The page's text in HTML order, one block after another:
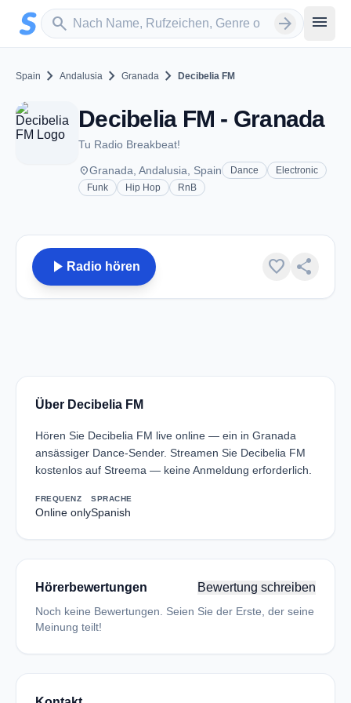
Zum Hauptinhalt springen
search
Sender suchen arrow_forward menu
Spain chevron_right Andalusia chevron_right Granada chevron_right Decibelia FM
Decibelia FM - Granada
Tu Radio Breakbeat!
placeGranada, Andalusia, Spain Dance
Electronic
Funk
Hip Hop RnB
play_arrow Radio hören favorite share
Über Decibelia FM
Hören Sie Decibelia FM live online — ein in Granada
ansässiger Dance-Sender. Streamen Sie Decibelia FM
kostenlos auf Streema — keine Anmeldung erforderlich.
FREQUENZ
Online only
SPRACHE
Spanish
Hörerbewertungen Bewertung schreiben
Noch keine Bewertungen. Seien Sie der Erste, der seine
Meinung teilt!